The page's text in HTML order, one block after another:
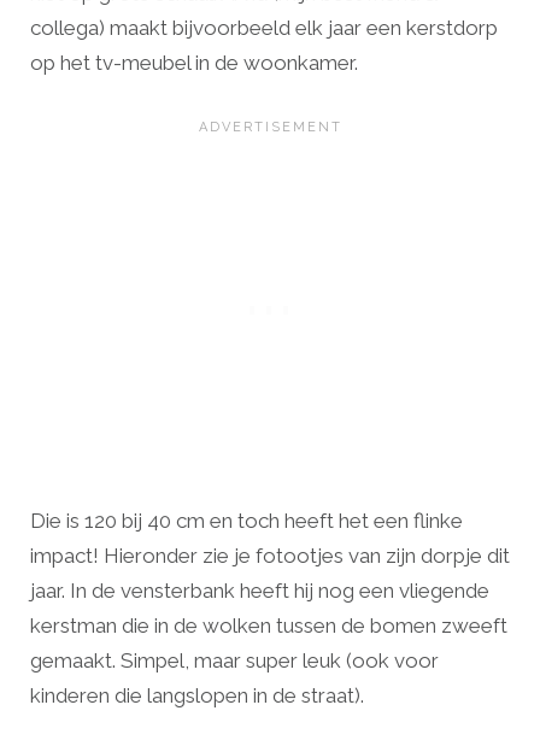
collega) maakt bijvoorbeeld elk jaar een kerstdorp
op het tv-meubel in de woonkamer.
Die is 120 bij 40 cm en toch heeft het een flinke
impact! Hieronder zie je fotootjes van zijn dorpje dit
jaar. In de vensterbank heeft hij nog een vliegende
kerstman die in de wolken tussen de bomen zweeft
gemaakt. Simpel, maar super leuk (ook voor
kinderen die langslopen in de straat).